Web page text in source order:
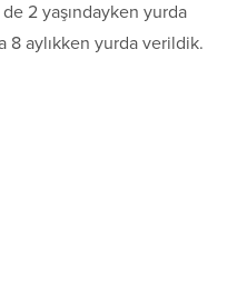
2 yaşındayken yurda
8 aylıkken yurda verildik.